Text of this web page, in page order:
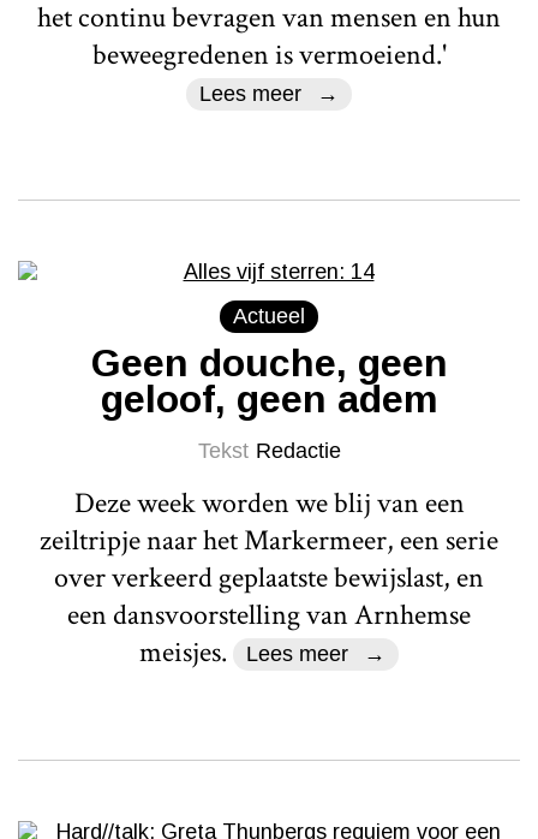
het continu bevragen van mensen en hun
beweegredenen is vermoeiend.'
Lees meer
Actueel
Geen douche, geen
geloof, geen adem
Tekst Redactie
Deze week worden we blij van een
zeiltripje naar het Markermeer, een serie
over verkeerd geplaatste bewijslast, en
een dansvoorstelling van Arnhemse
meisjes.
Lees meer